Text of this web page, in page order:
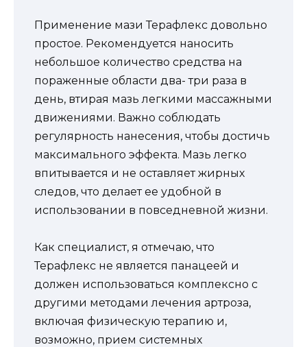
Применение мази Терафлекс довольно
простое. Рекомендуется наносить
небольшое количество средства на
пораженные области два- три раза в
день, втирая мазь легкими массажными
движениями. Важно соблюдать
регулярность нанесения, чтобы достичь
максимального эффекта. Мазь легко
впитывается и не оставляет жирных
следов, что делает ее удобной в
использовании в повседневной жизни.
Как специалист, я отмечаю, что
Терафлекс не является панацеей и
должен использоваться комплексно с
другими методами лечения артроза,
включая физическую терапию и,
возможно, прием системных